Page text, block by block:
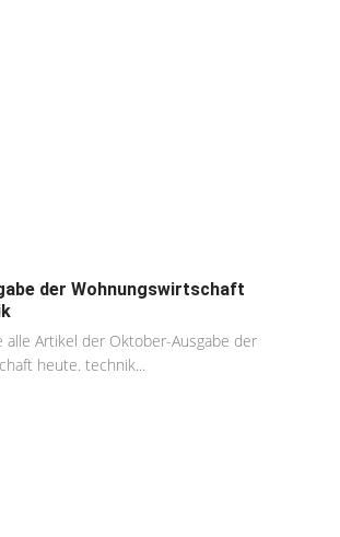
der Wohnungswirtschaft
alle Artikel der Oktober-Ausgabe der
heute. technik...